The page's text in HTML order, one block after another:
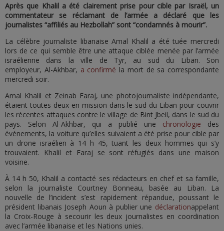
Après que Khalil a été clairement prise pour cible par Israël, un
commentateur se réclamant de l’armée a déclaré que les
journalistes “affiliés au Hezbollah” sont “condamnés à mourir”.
La célèbre journaliste libanaise Amal Khalil a été tuée mercredi
lors de ce qui semble être une attaque ciblée menée par l’armée
israélienne dans la ville de Tyr, au sud du Liban. Son
employeur, Al-Akhbar, a confirmé la mort de sa correspondante
mercredi soir.
Amal Khalil et Zeinab Faraj, une photojournaliste indépendante,
étaient toutes deux en mission dans le sud du Liban pour couvrir
les récentes attaques contre le village de Bint Jbeil, dans le sud du
pays. Selon Al-Akhbar, qui a publié une chronologie des
événements, la voiture qu’elles suivaient a été prise pour cible par
un drone israélien à 14 h 45, tuant les deux hommes qui s’y
trouvaient. Khalil et Faraj se sont réfugiés dans une maison
voisine.
À 14 h 50, Khalil a contacté ses rédacteurs en chef et sa famille,
selon la journaliste Courtney Bonneau, basée au Liban. La
nouvelle de l’incident s’est rapidement répandue, poussant le
président libanais Joseph Aoun à publier une déclarationappelant
la Croix-Rouge à secourir les deux journalistes en coordination
avec l’armée libanaise et les Nations unies.